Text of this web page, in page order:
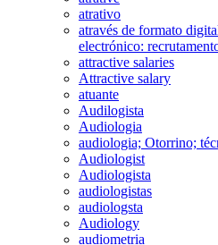
atrativo
através de formato
electrónico:
attractive salaries
Attractive salary
atuante
Audilogista
Audiologia
audiologia; Otorrino;
Audiologist
Audiologista
audiologistas
audiologsta
Audiology
audiometria